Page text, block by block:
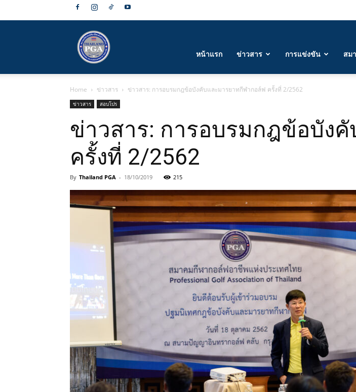
กีฬา
กอล์ฟ
อาชีพ
หน้าแรก ข่าวสาร การแข่งขัน สม
Home ข่าวสาร ข่าวสาร: การอบรมกฎข้อบังคับและมารยาทกีฬากอล์ฟ ครั้งที่ 2/2562
ข่าวสาร สอบโปร
ข่าวสาร: การอบรมกฎข้อบัง
ครั้งที่ 2/2562
By Thailand PGA - 18/10/2019 215